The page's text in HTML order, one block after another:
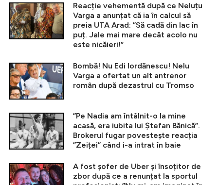
Reacție vehementă după ce Neluțu
Varga a anunțat că ia în calcul să
preia UTA Arad: ”Să cadă din lac în
puț. Jale mai mare decât acolo nu
este nicăieri!”
Bombă! Nu Edi Iordănescu! Nelu
Varga a ofertat un alt antrenor
român după dezastrul cu Tromso
”Pe Nadia am întâlnit-o la mine
acasă, era iubita lui Ștefan Bănică”.
Brokerul fugar povestește reacția
”Zeiței” când i-a intrat în baie
A fost șofer de Uber și însoțitor de
zbor după ce a renunțat la sportul